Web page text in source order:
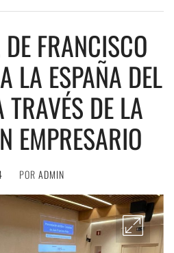
DE FRANCISCO
LA ESPAÑA DEL
DE LA
EMPRESARIO
POR ADMIN